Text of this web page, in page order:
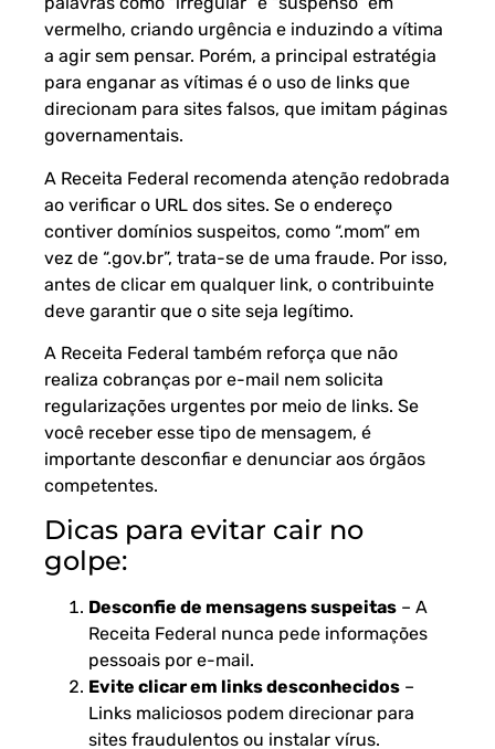
vermelho, criando urgência e induzindo a vítima
a agir sem pensar. Porém, a principal estratégia
para enganar as vítimas é o uso de links que
direcionam para sites falsos, que imitam páginas
governamentais.
A Receita Federal recomenda atenção redobrada
ao verificar o URL dos sites. Se o endereço
contiver domínios suspeitos, como “.mom” em
vez de “.gov.br”, trata-se de uma fraude. Por isso,
antes de clicar em qualquer link, o contribuinte
deve garantir que o site seja legítimo.
A Receita Federal também reforça que não
realiza cobranças por e-mail nem solicita
regularizações urgentes por meio de links. Se
você receber esse tipo de mensagem, é
importante desconfiar e denunciar aos órgãos
competentes.
Dicas para evitar cair no
golpe:
Desconfie de mensagens suspeitas – A
Receita Federal nunca pede informações
pessoais por e-mail.
Evite clicar em links desconhecidos –
Links maliciosos podem direcionar para
sites fraudulentos ou instalar vírus.